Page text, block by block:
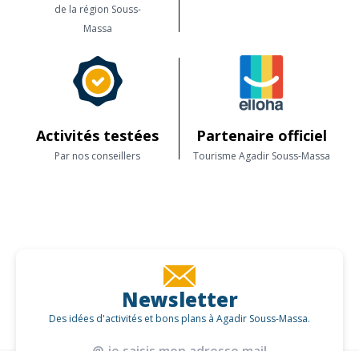
de la région Souss-
Massa
Activités testées
Par nos conseillers
Partenaire officiel
Tourisme Agadir Souss-Massa
Newsletter
Des idées d'activités et bons plans à Agadir Souss-Massa.